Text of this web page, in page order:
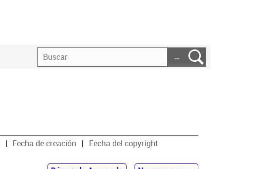
…
Fecha de creación Fecha del copyright